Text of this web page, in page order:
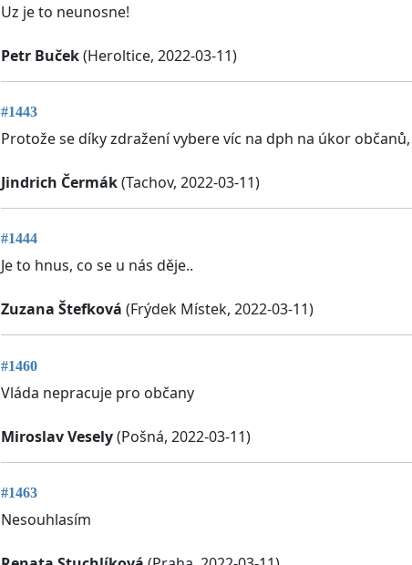
Uz je to neunosne!
Petr Buček(Heroltice, 2022-03-11)
#1443
Protože se díky zdražení vybere víc na dph na úkor
Jindrich Čermák(Tachov, 2022-03-11)
#1444
Je to hnus, co se u nás děje..
Zuzana Štefková (Frýdek Místek, 2022-03-11)
#1460
Vláda nepracuje pro občany
Miroslav Vesely(Pošná, 2022-03-11)
#1463
Nesouhlasím